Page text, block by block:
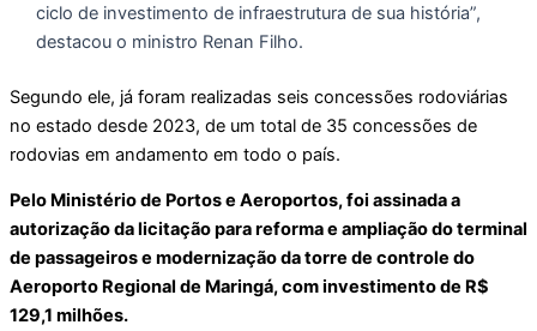
ciclo de investimento de infraestrutura de sua história”,
destacou o ministro Renan Filho.
Segundo ele, já foram realizadas seis concessões rodoviárias
no estado desde 2023, de um total de 35 concessões de
rodovias em andamento em todo o país.
Pelo Ministério de Portos e Aeroportos, foi assinada a
autorização da licitação para reforma e ampliação do terminal
de passageiros e modernização da torre de controle do
Aeroporto Regional de Maringá, com investimento de R$
129,1 milhões.